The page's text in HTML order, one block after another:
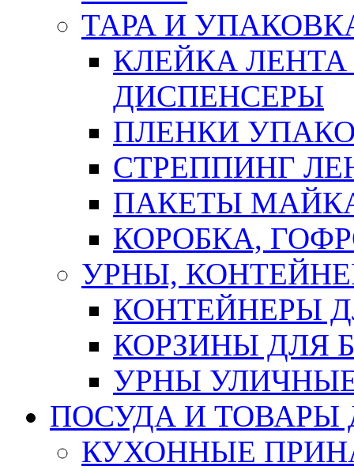
ТАРА И
КЛЕЙКА
ДИСПЕНСЕРЫ
ПЛЕНКИ
СТРЕППИНГ
ПАКЕТЫ
КОРОБКА,
УРНЫ,
КОНТЕЙНЕРЫ
КОРЗИНЫ ДЛЯ
УРНЫ
ПОСУДА И ТОВАРЫ
КУХОННЫЕ